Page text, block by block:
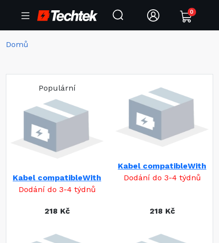
0
Domů
Populární
Kabel compatibleWith
Dodání do 3-4 týdnů
218 Kč
Kabel compatibleWith
Dodání do 3-4 týdnů
218 Kč